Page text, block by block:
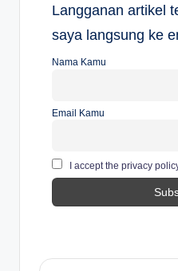
Langganan artikel
saya langsung ke
Nama Kamu
Email Kamu
I accept the privacy